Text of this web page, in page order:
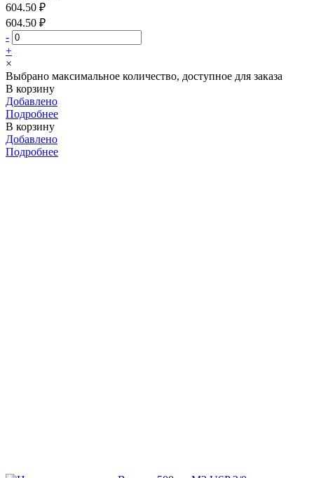
604.50 ₽
604.50 ₽
-
+
×
Выбрано максимальное количество, доступное для заказа
В корзину
Добавлено
Подробнее
В корзину
Добавлено
Подробнее